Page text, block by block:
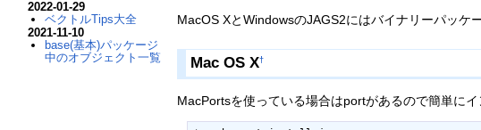
MacOS XとWindowsのJAGS2にはバイナリーパッケ
Mac OS X†
MacPortsを使っている場合はportがあるので簡単にイ
2022-01-29
ベクトルTips大全
2021-11-10
base(基本)パッケージ
中のオブジェクト一覧